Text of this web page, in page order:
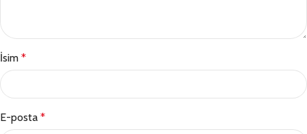
İsim *
E-posta *